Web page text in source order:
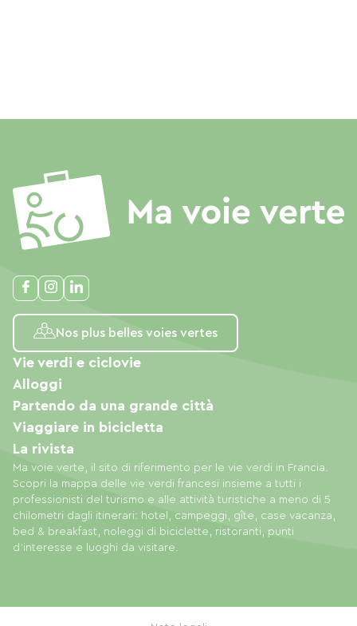
Nos plus belles voies vertes
Ma voie verte, il sito di riferimento per le vie verdi in Francia.
Scopri la mappa delle vie verdi francesi insieme a tutti i
professionisti del turismo e alle attività turistiche a meno di 5
chilometri dagli itinerari: hotel, campeggi, gîte, case vacanza,
bed & breakfast, noleggi di biciclette, ristoranti, punti
d'interesse e luoghi da visitare.
Vie verdi e ciclovie
Alloggi
Partendo da una grande città
Viaggiare in bicicletta
La rivista